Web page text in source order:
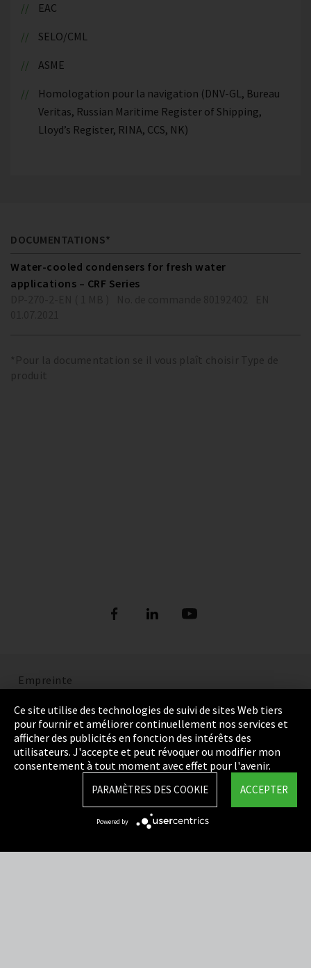
EAC
SELO/CML
ASME
Homologation pour la navigation (DNV-GL, Bureau
Veritas, Russian Maritime Register of Shipping,
Lloyd’s Register, RINA, CCS, NK)
DOCUMENTATIONS*
Water-cooled condensers for fresh water
applications – CRF Series
*Pour la documentation se il vous plaît choisir Type de
produit
Empreinte
Politique de confidentialité
Cookie Settings
Termes et Conditions
Integrity Line
Ce site utilise des technologies de suivi de sites Web tiers
pour fournir et améliorer continuellement nos services et
afficher des publicités en fonction des intérêts des
utilisateurs. J'accepte et peut révoquer ou modifier mon
consentement à tout moment avec effet pour l'avenir.
ACCEPTER
PARAMÈTRES DES COOKIE
Powered by